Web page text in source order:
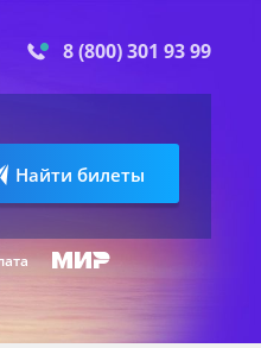
8 (800) 301 93 99
Найти билеты